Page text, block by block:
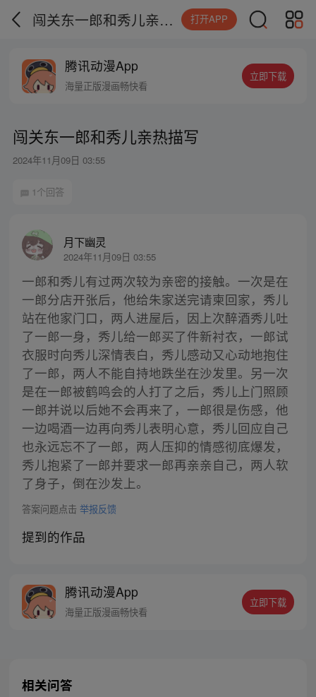
闯关东一郎和秀儿亲热描写 打开APP
腾讯动漫App
海量正版漫画畅快看
立即下载
闯关东一郎和秀儿亲热描写
2024年11月09日 03:55
1个回答
月下幽灵
2024年11月09日 03:55
一郎和秀儿有过两次较为亲密的接触。一次是在
一郎分店开张后，他给朱家送完请柬回家，秀儿
站在他家门口，两人进屋后，因上次醉酒秀儿吐
了一郎一身，秀儿给一郎买了件新衬衣，一郎试
衣服时向秀儿深情表白，秀儿感动又心动地抱住
了一郎，两人不能自持地跌坐在沙发里。另一次
是在一郎被鹤鸣会的人打了之后，秀儿上门照顾
一郎并说以后她不会再来了，一郎很是伤感，他
一边喝酒一边再向秀儿表明心意，秀儿回应自己
也永远忘不了一郎，两人压抑的情感彻底爆发，
秀儿抱紧了一郎并要求一郎再亲亲自己，两人软
了身子，倒在沙发上。
答案问题点击 举报反馈
提到的作品
腾讯动漫App
海量正版漫画畅快看
立即下载
相关问答